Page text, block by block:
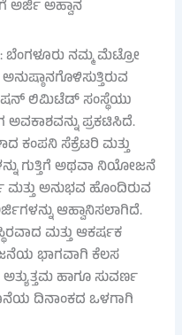
ಬೆಂಗಳೂರು ನಮ್ಮ ಮೆಟ್ರೋ
ಲಿಮಿಟೆಡ್ ಸಂಸ್ಥೆಯು
ಪ್ರಕಟಿಸಿದೆ.
ಕಂಪನಿ ಸೆಕ್ರೆಟರಿ ಮತ್ತು
ಗುತ್ತಿಗೆ ಅಥವಾ ನಿಯೋಜನೆ
ಅನುಭವ ಹೊಂದಿರುವ
ಆಹ್ವಾನಿಸಲಾಗಿದೆ.
ಮತ್ತು ಆಕರ್ಷಕ
ಭಾಗವಾಗಿ ಕೆಲಸ
ಹಾಗೂ ಸುವರ್ಣ
ದಿನಾಂಕದ ಒಳಗಾಗಿ